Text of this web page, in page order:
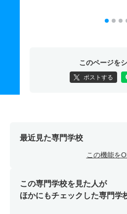
このページを
ポストする
最近見た専門学校
この機能を
この専門学校を見た人が
ほかにもチェックした専門学